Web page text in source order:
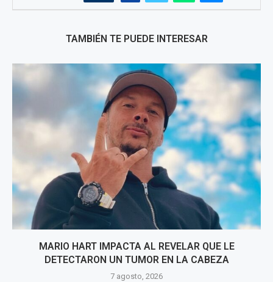
TAMBIÉN TE PUEDE INTERESAR
MARIO HART IMPACTA AL REVELAR QUE LE
DETECTARON UN TUMOR EN LA CABEZA
7 agosto, 2026